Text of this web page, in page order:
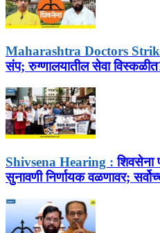
Maharashtra Doctors
संप; रुग्णालयातील सेवा
Shivsena Hearing : शिवसेना
सुनावणी निर्णायक वळणावर;